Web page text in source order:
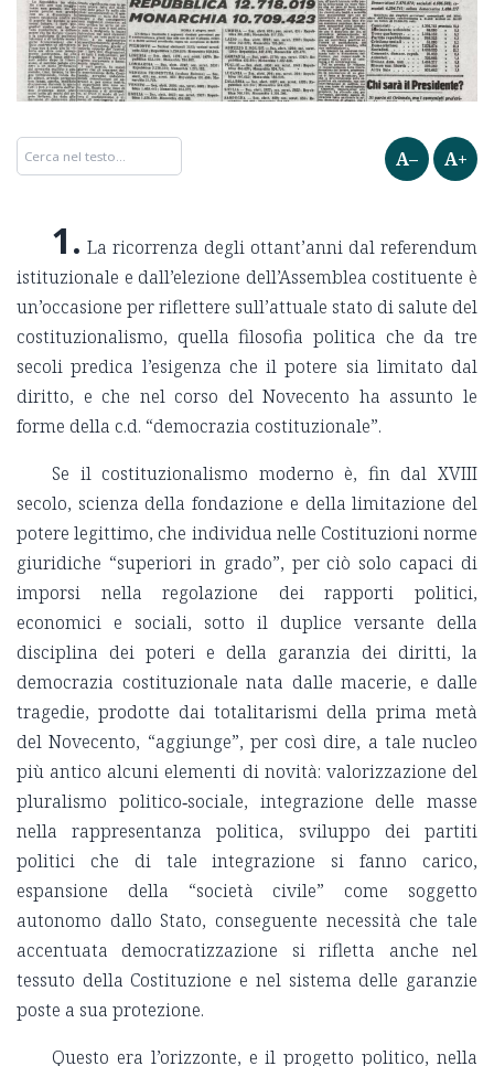
A– A+
1. La ricorrenza degli ottant’anni dal referendum
istituzionale e dall’elezione dell’Assemblea costituente è
un’occasione per riflettere sull’attuale stato di salute del
costituzionalismo, quella filosofia politica che da tre
secoli predica l’esigenza che il potere sia limitato dal
diritto, e che nel corso del Novecento ha assunto le
forme della c.d. “democrazia costituzionale”.
Se il costituzionalismo moderno è, fin dal XVIII
secolo, scienza della fondazione e della limitazione del
potere legittimo, che individua nelle Costituzioni norme
giuridiche “superiori in grado”, per ciò solo capaci di
imporsi nella regolazione dei rapporti politici,
economici e sociali, sotto il duplice versante della
disciplina dei poteri e della garanzia dei diritti, la
democrazia costituzionale nata dalle macerie, e dalle
tragedie, prodotte dai totalitarismi della prima metà
del Novecento, “aggiunge”, per così dire, a tale nucleo
più antico alcuni elementi di novità: valorizzazione del
pluralismo politico‑sociale, integrazione delle masse
nella rappresentanza politica, sviluppo dei partiti
politici che di tale integrazione si fanno carico,
espansione della “società civile” come soggetto
autonomo dallo Stato, conseguente necessità che tale
accentuata democratizzazione si rifletta anche nel
tessuto della Costituzione e nel sistema delle garanzie
poste a sua protezione.
Questo era l’orizzonte, e il progetto politico, nella